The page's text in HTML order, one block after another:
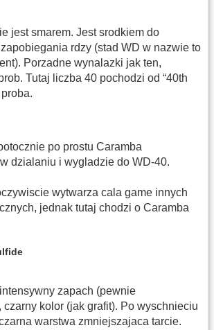
jest smarem. Jest srodkiem do
rdzy (stad WD w nazwie to
Porzadne wynalazki jak ten,
Tutaj liczba 40 pochodzi od “40th
po prostu Caramba
dzialaniu i wygladzie do WD-40.
wytwarza cala game innych
jednak tutaj chodzi o Caramba
zapach (pewnie
czarny kolor (jak grafit). Po wyschnieciu
warstwa zmniejszajaca tarcie.